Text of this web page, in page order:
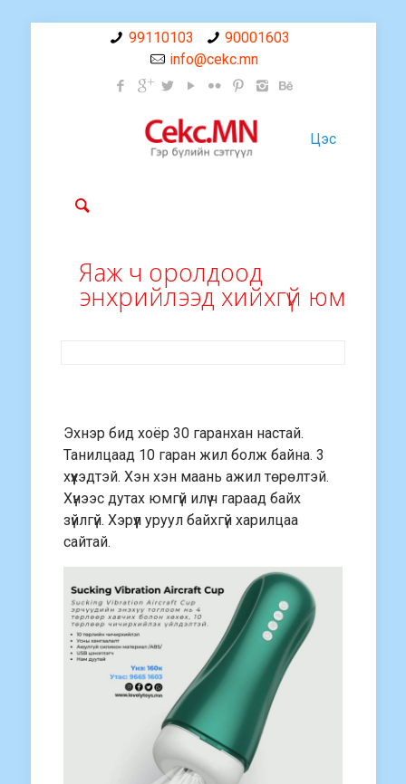
99110103
90001603
info@cekc.mn
Цэс
Яаж ч оролдоод
энхрийлээд хийхгүй юм
Эхнэр бид хоёр 30 гаранхан настай.
Танилцаад 10 гаран жил болж байна. 3
хүүхэдтэй. Хэн хэн маань ажил төрөлтэй.
Хүнээс дутах юмгүй илүү ч гараад байх
зүйлгүй. Хэрүүл уруул байхгүй харилцаа
сайтай.